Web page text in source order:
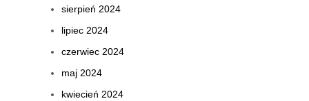
sierpień 2024
lipiec 2024
czerwiec 2024
maj 2024
kwiecień 2024